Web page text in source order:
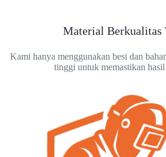
Material Berkualitas
Kami hanya menggunakan besi dan
tinggi untuk memastikan hasil